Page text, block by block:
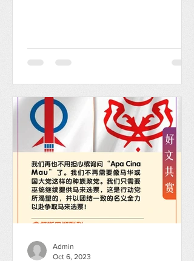
这也是联邦宪法所阐明的。”他在伊党第
69届全国大会上致词时，如是...
Admin
Oct 6, 2023